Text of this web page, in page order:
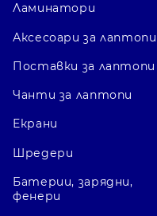
Ламинатори
Аксесоари за лаптопи
Поставки за лаптопи
Чанти за лаптопи
Екрани
Шредери
Батерии, зарядни,
фенери